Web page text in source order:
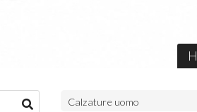
Calzature uomo